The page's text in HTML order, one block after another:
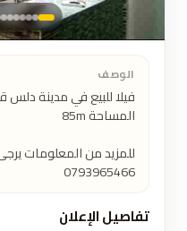
الوصف
0793965466
تفاصيل الإعلان